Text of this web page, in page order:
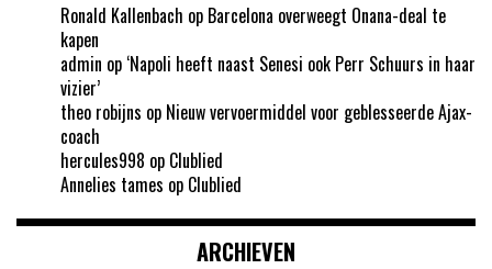
Ronald Kallenbach op Barcelona overweegt Onana-deal te
kapen
admin op ‘Napoli heeft naast Senesi ook Perr Schuurs in haar
vizier’
theo robijns op Nieuw vervoermiddel voor geblesseerde Ajax-
coach
hercules998 op Clublied
Annelies tames op Clublied
ARCHIEVEN